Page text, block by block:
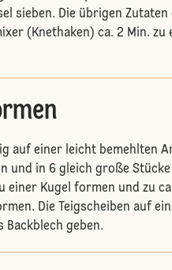
sieben. Die übrigen
(Knethaken) ca. 2 Min. zu
auf einer leicht bemehlten
und in 6 gleich große
einer Kugel formen und zu
Die Teigscheiben auf
Backblech geben.